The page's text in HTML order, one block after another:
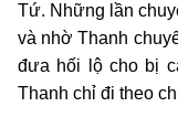
Tứ. Những lần
và nhờ Thanh
đưa hối lộ cho bị
Thanh chỉ đi theo